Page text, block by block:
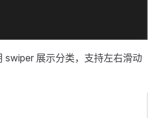
swiper 展示分类，支持左右滑动